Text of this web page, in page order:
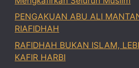
PENGAKUAN ABU ALI
RIAFIDHAH
RAFIDHAH BUKAN ISLAM,
KAFIR HARBI